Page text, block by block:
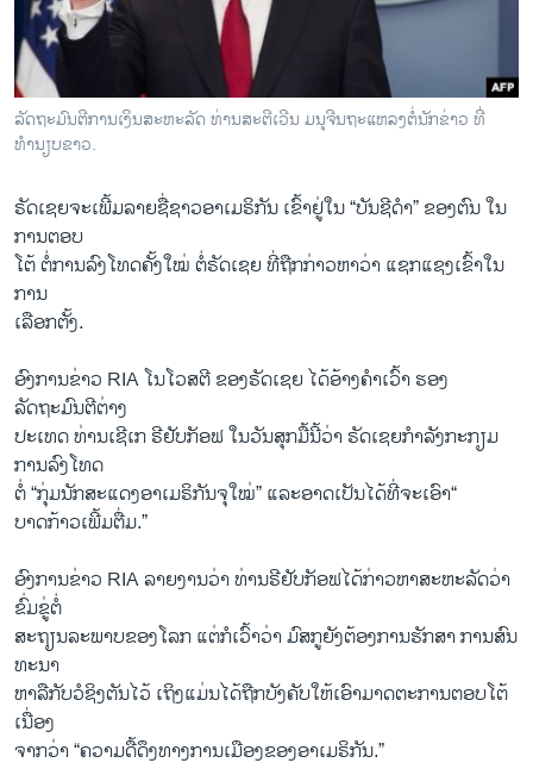
ທຸລະກິດ
ພາສາອັງກິດ
ວີດີໂອ
ສຽງ
ລາຍການກະຈາຍສຽງ
ລາຍງານ
ຕິດຕາມພວກເຮົາ ທີ່
ພາສາຕ່າງໆ
ລັດຖະມົນຕີການເງິນສະຫະລັດ ທ່ານສະຕີເວີນ ມນຸຈີນຖະແຫລງຕໍ່ນັກຂ່າວ ທີ່
ທຳນຽບຂາວ.
ຣັດ​ເຊຍ​ຈະ​ເພີ້​ມລາຍ​ຊື່​ຊາວ​ອາ​ເມຣິກັນ ​ເຂົ້າ​ຢູ່​ໃນ “ບັນຊີ​ດຳ​” ຂອງ​ຕົນ ​ໃນ​
ການ​ຕອບ​
ໂຕ້ ​ຕໍ່​ການ​ລົງ​ໂທດຄັ້ງ​ໃໝ່ ​ຕໍ່ຣັດ​ເຊຍ​ ທີ່ຖືກກ່າວຫາວ່າ ແຊກແຊງເຂົ້າໃນ
ການ
ເລືອກ​ຕັ້ງ.
ອົງກາ​ນຂ່າວ RIA ​ໂນ​ໂວ​ສຕີ ຂອງຣັດ​ເຊຍ ​ໄດ້ອ້າງຄຳ​ເວົ້າ ​ຮອງ​
ລັດຖະມົນຕີ​ຕ່າງ
ປະ​ເທດ ທ່ານ​ເຊີ​ເກ ຣີຢັບກັອຟ ​ໃນວັນ​ສຸກມື້​ນີ້​ວ່າ ຣັດ​ເຊຍ​ກຳລັງ​ກະກຽມ​
ການ​ລົງ​ໂທດ
​ຕໍ່ “ກຸ່ມ​ນັກສະ​ແດງ​ອາ​ເມ​ຣິກັນ​ຈຸໃໝ່” ​ແລ​ະອາດ​ເປັນ​ໄດ້ທີ່ຈະເອົາ“​
ບາດກ້າວ​ເພີ້ມຕື່ມ.”
ອົງການ​ຂ່າວ RIA ລາຍ​ງານວ່າ ທ່ານຣີຢັບກັອຟ​ໄດ້​ກ່າວ​ຫາ​ສະຫະລັດວ່າ
ຂົ່ມຂູ່​ຕໍ່
ສະຖຽນລະພາບຂອງ​ໂລກ ​ແຕ່​ກໍເວົ້າ​ວ່າ ​ມົສກູ​ຍັງ​ຕ້ອງການ​ຮັກສາ​ ການ​ສົນ
ທະນາ
ຫາລື​ກັບ​ວໍຊິ​ງຕັນໄວ້ ​ເຖິງ​ແມ່ນ​ໄດ້​ຖືກ​ບັງຄັບ​ໃຫ້​ເອົາ​ມາດຕະການຕອບໂຕ້ ​
ເນື່ອງ​
ຈາກວ່າ “ຄວາມ​ດື້ດຶງທາງ​ການ​ເມືອງ​ຂອງອາ​ເມຣິກັນ.”